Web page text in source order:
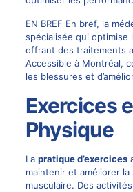
EN BREF En bref, la
spécialisée qui optimise
offrant des traitements
Accessible à Montréal,
les blessures et
Exercices
Physique
La pratique d’exercices
maintenir et améliorer
musculaire. Des